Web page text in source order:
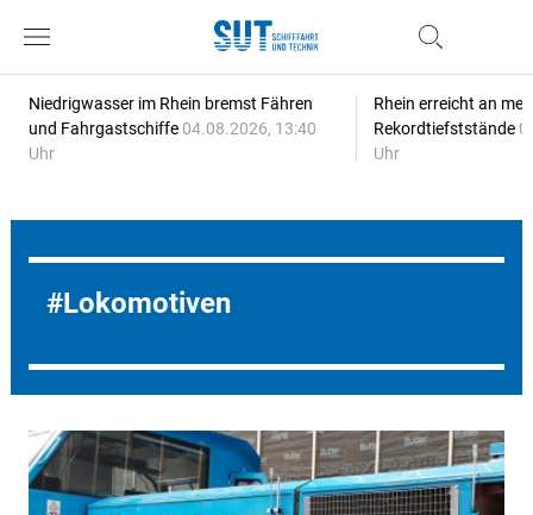
Niedrigwasser im Rhein bremst Fähren
und Fahrgastschiffe 04.08.2026, 13:40
Uhr
Rhein erreicht an
Rekordtiefststände
Uhr
Lokomotiven